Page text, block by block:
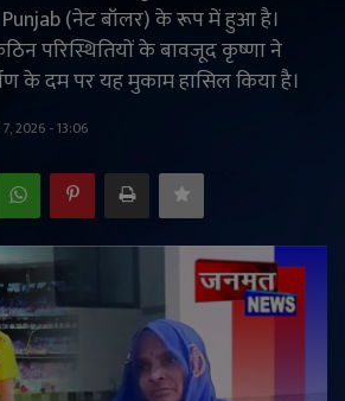
(नेट बॉलर) के रूप में हुआ है।
परिस्थितियों के बावजूद कृष्णा ने
के दम पर यह मुकाम हासिल किया है।
2026 - 13:06